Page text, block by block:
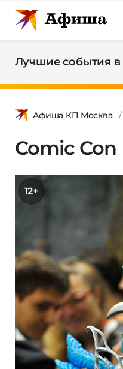
Лучшие события в
Афиша КП Москва
Comic Con
12+